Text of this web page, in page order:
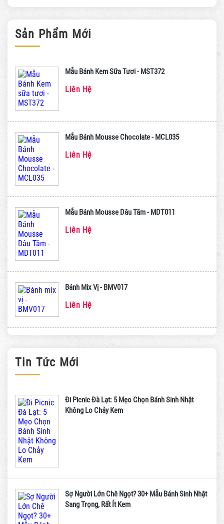
Sản Phẩm Mới
Mẫu Bánh Kem Sữa Tươi - MST372
Liên Hệ
Mẫu Bánh Mousse Chocolate - MCL035
Liên Hệ
Mẫu Bánh Mousse Dâu Tăm - MDT011
Liên Hệ
Bánh Mix Vị - BMV017
Liên Hệ
Tin Tức Mới
Đi Picnic Đà Lạt: 5 Mẹo Chọn Bánh Sinh Nhật
Không Lo Chảy Kem
Sợ Người Lớn Chê Ngọt? 30+ Mẫu Bánh Sinh Nhật
Sang Trọng, Rất Ít Kem